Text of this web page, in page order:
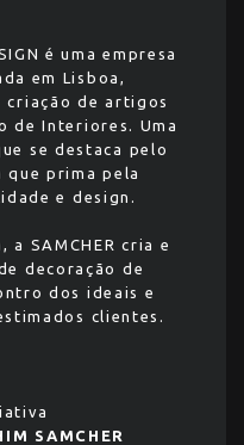
é uma empresa
em Lisboa,
criação de artigos
de Interiores. Uma
se destaca pelo
que prima pela
e design.
SAMCHER cria e
decoração de
dos ideais e
clientes.
SAMCHER